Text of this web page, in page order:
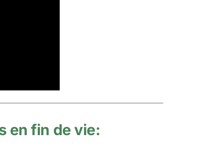
en fin de vie: